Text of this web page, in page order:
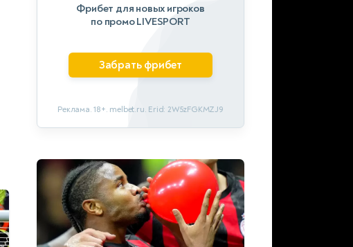
Фрибет для новых игроков
по промо LIVESPORT
Забрать фрибет
Реклама. 18+. melbet.ru. Erid: 2W5zFGKMZJ9